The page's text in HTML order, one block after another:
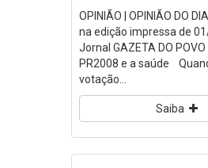
OPINIÃO | OPINIÃO DO
na edição impressa de
Jornal GAZETA DO
PR2008 e a saúde
votação...
Saiba